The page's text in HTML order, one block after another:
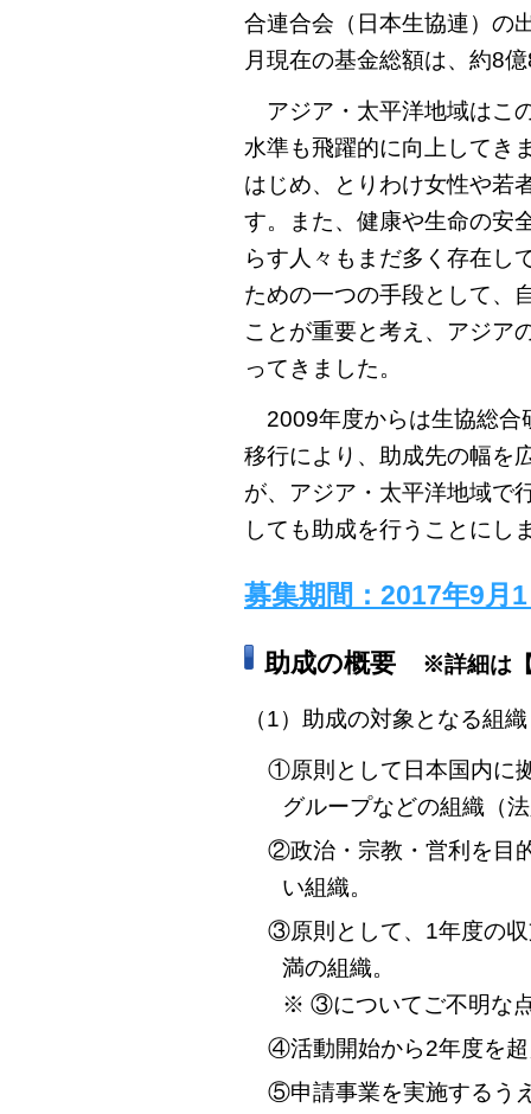
合連合会（日本生協連）の
月現在の基金総額は、約8
アジア・太平洋地域はこ
水準も飛躍的に向上してき
はじめ、とりわけ女性や若
す。また、健康や生命の安
らす人々もまだ多く存在し
ための一つの手段として、
ことが重要と考え、アジア
ってきました。
2009年度からは生協総合
移行により、助成先の幅を
が、アジア・太平洋地域で
しても助成を行うことにし
募集期間：2017年9月
助成の概要 ※詳細は
（1）助成の対象となる組織
①原則として日本国内に
グループなどの組織（
②政治・宗教・営利を目
い組織。
③原則として、1年度の
満の組織。
※ ③についてご不明な
④活動開始から2年度を
⑤申請事業を実施するう